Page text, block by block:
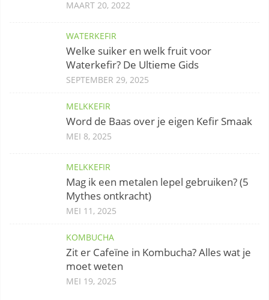
MAART 20, 2022
WATERKEFIR
Welke suiker en welk fruit voor
Waterkefir? De Ultieme Gids
SEPTEMBER 29, 2025
MELKKEFIR
Word de Baas over je eigen Kefir Smaak
MEI 8, 2025
MELKKEFIR
Mag ik een metalen lepel gebruiken? (5
Mythes ontkracht)
MEI 11, 2025
KOMBUCHA
Zit er Cafeïne in Kombucha? Alles wat je
moet weten
MEI 19, 2025